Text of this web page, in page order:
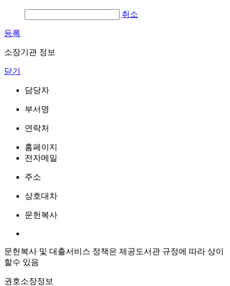
취소
등록
소장기관 정보
닫기
담당자
부서명
연락처
홈페이지
전자메일
주소
상호대차
문헌복사
문헌복사 및 대출서비스 정책은 제공도서관 규정에 따라 상이
할수 있음
권호소장정보